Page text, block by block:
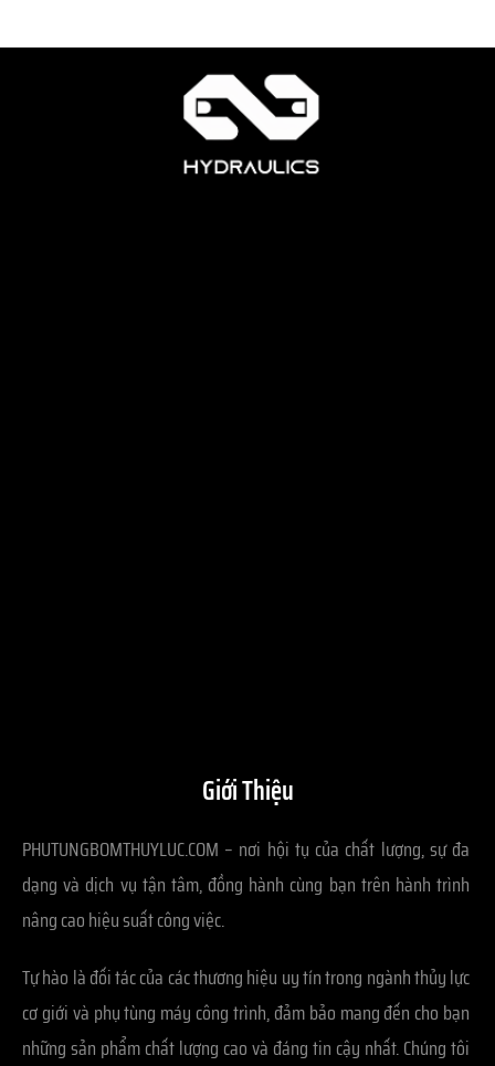
Giới Thiệu
PHUTUNGBOMTHUYLUC.COM – nơi hội tụ của chất lượng, sự đa
dạng và dịch vụ tận tâm, đồng hành cùng bạn trên hành trình
nâng cao hiệu suất công việc.
Tự hào là đối tác của các thương hiệu uy tín trong ngành thủy lực
cơ giới và phụ tùng máy công trình, đảm bảo mang đến cho bạn
những sản phẩm chất lượng cao và đáng tin cậy nhất. Chúng tôi